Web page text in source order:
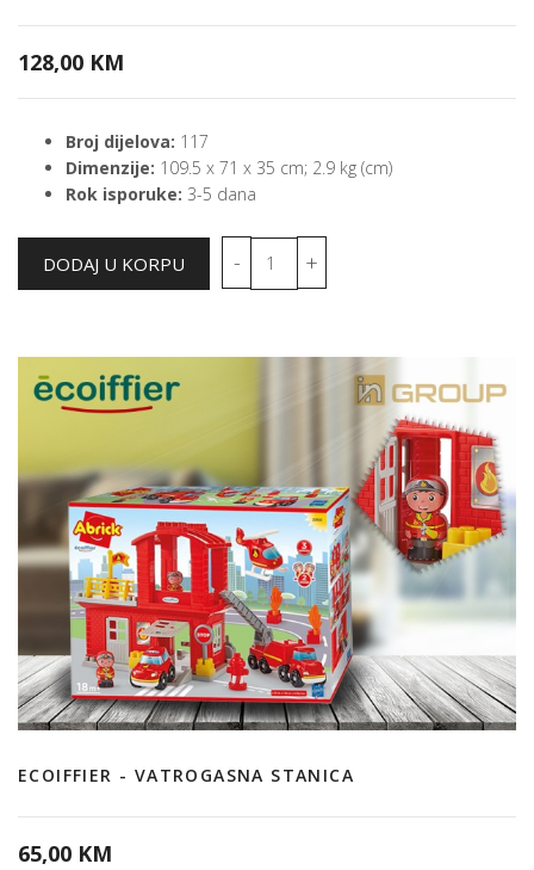
128,00 KM
Broj dijelova: 117
Dimenzije: 109.5 x 71 x 35 cm; 2.9 kg (cm)
Rok isporuke: 3-5 dana
ECOIFFIER - VATROGASNA STANICA
65,00 KM